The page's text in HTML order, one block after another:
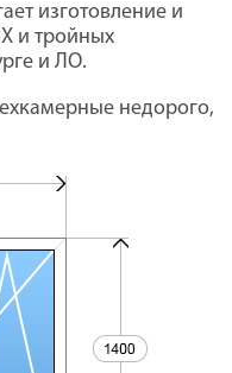
изготовление и
и тройных
и ЛО.
недорого,